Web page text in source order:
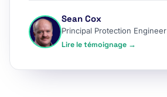
Sean Cox
Principal Protection Engineer
Lire le témoignage →